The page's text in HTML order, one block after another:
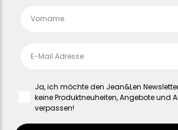
Ja, ich möchte den Jean&Len
keine Produktneuheiten, Angebote und
verpassen!